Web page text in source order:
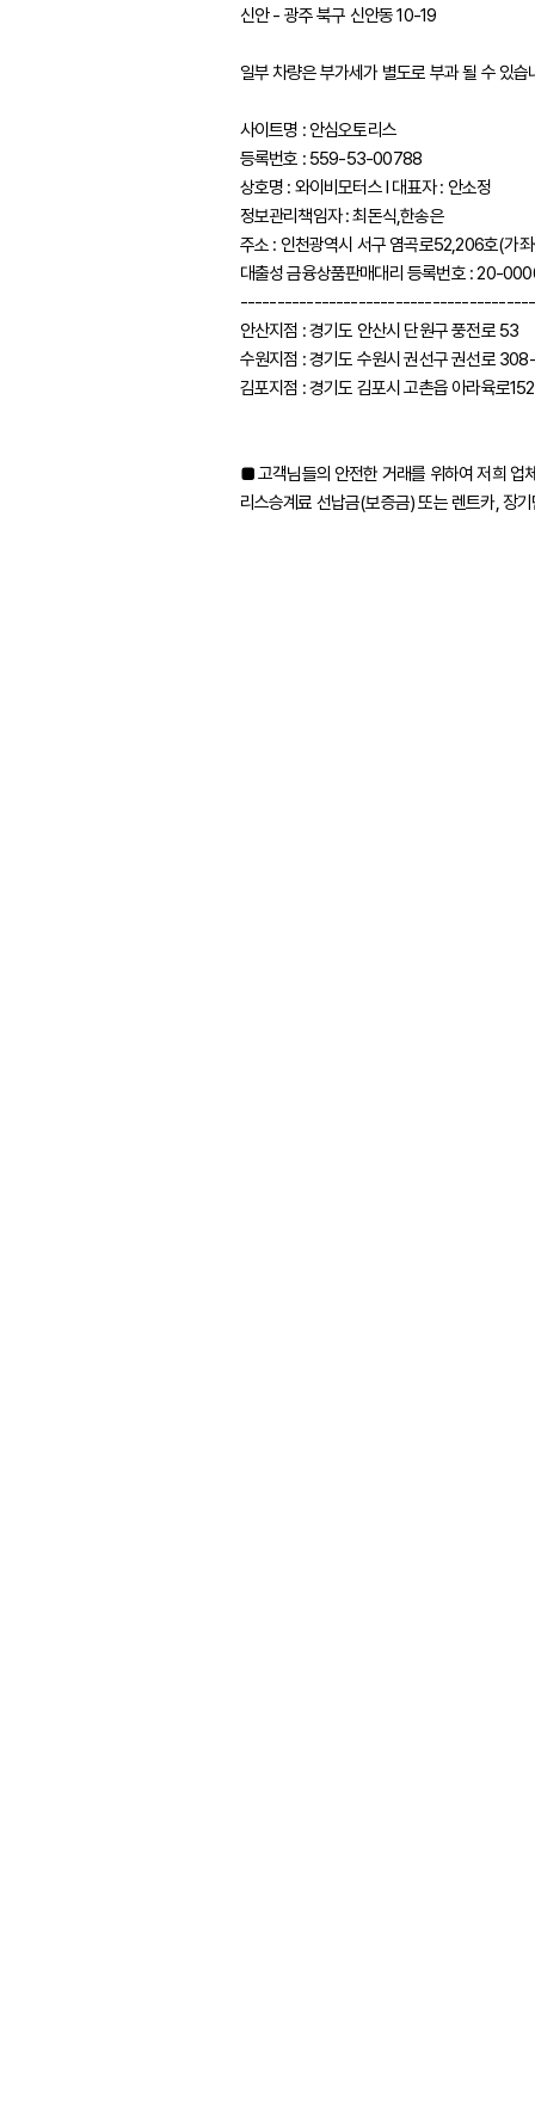
신안 - 광주 북구 신안동 10-19
일부 차량은 부가세가 별도로 부과 될 수 있습
사이트명 : 안심오토리스
등록번호 : 559-53-00788
상호명 : 와이비모터스 l 대표자 : 안소정
정보관리책임자 : 최돈식,한송은
주소 : 인천광역시 서구 염곡로52,206호(가
대출성 금융상품판매대리 등록번호 : 20-
안산지점 : 경기도 안산시 단원구 풍전로 53
수원지점 : 경기도 수원시 권선구 권선로
김포지점 : 경기도 김포시 고촌읍 아라육로
■ 고객님들의 안전한 거래를 위하여 저희 업
리스승계료 선납금(보증금) 또는 렌트카, 장